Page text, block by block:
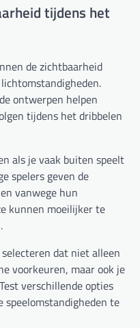
tijdens het
de zichtbaarheid
ontwerpen helpen
tijdens het dribbelen
als je vaak buiten speelt
spelers geven de
vanwege hun
kunnen moeilijker te
dat niet alleen
voorkeuren, maar ook je
verschillende opties
speelomstandigheden te